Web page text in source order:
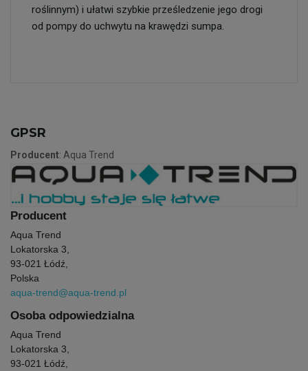
roślinnym) i ułatwi szybkie prześledzenie jego drogi
od pompy do uchwytu na krawędzi sumpa.
GPSR
Producent: Aqua Trend
Producent
Aqua Trend
Lokatorska 3,
93-021 Łódź,
Polska
aqua-trend@aqua-trend.pl
Osoba odpowiedzialna
Aqua Trend
Lokatorska 3,
93-021 Łódź,